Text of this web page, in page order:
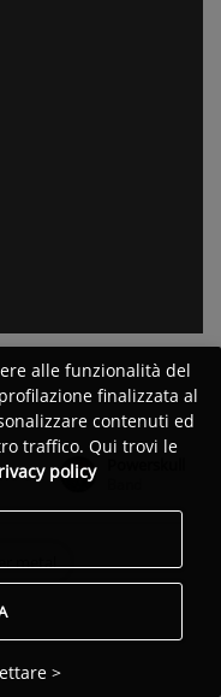
da:
metal
alle funzionalità del
finalizzata al
contenuti ed
traffico. Qui trovi le
policy
>